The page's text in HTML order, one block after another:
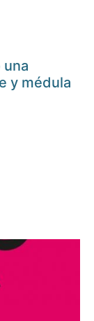
una
y médula